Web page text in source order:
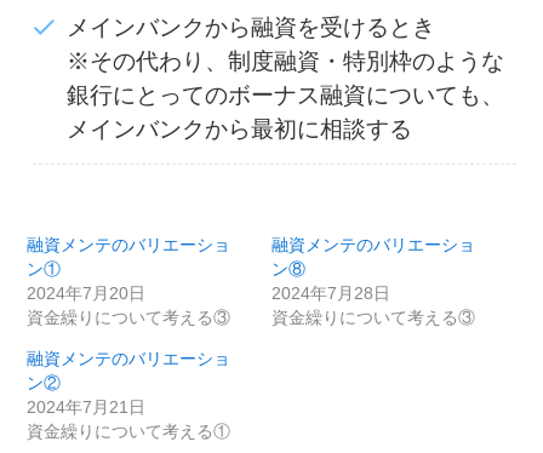
メインバンクから融資を受けるとき
※その代わり、制度融資・特別枠のような
銀行にとってのボーナス融資についても、
メインバンクから最初に相談する
融資メンテのバリエーショ
ン①
2024年7月20日
資金繰りについて考える③
融資メンテのバリエーショ
ン⑧
2024年7月28日
資金繰りについて考える③
融資メンテのバリエーショ
ン②
2024年7月21日
資金繰りについて考える①